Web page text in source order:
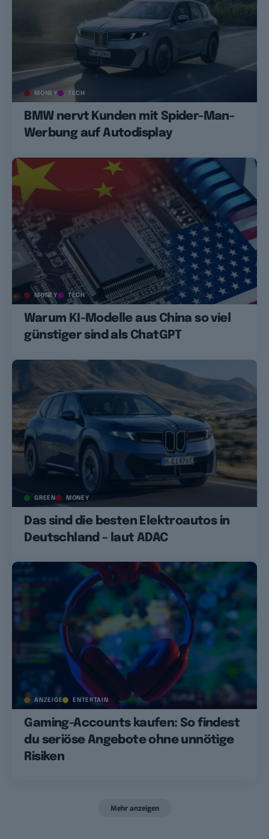
MONEY TECH
BMW nervt Kunden mit Spider-Man-
Werbung auf Autodisplay
MONEY TECH
Warum KI-Modelle aus China so viel
günstiger sind als ChatGPT
GREEN MONEY
Das sind die besten Elektroautos in
Deutschland – laut ADAC
ANZEIGE ENTERTAIN
Gaming-Accounts kaufen: So findest
du seriöse Angebote ohne unnötige
Risiken
Mehr anzeigen